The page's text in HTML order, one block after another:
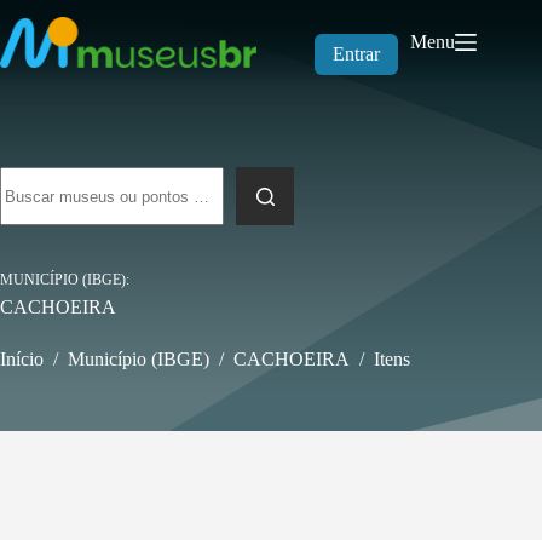
para
o
conteúdo
Entrar
Menu
resultados
MUNICÍPIO (IBGE)
CACHOEIRA
Início / Município (IBGE) / CACHOEIRA / Itens